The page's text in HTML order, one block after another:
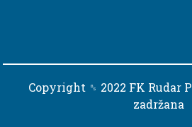
Copyright ␈ 2022 FK Rudar
zadržana